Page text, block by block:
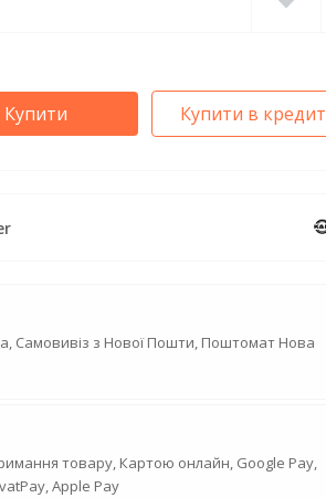
Купити Купити в кредит
Самовивіз з Нової Пошти, Поштомат Нова
товару, Картою онлайн, Google Pay,
Apple Pay